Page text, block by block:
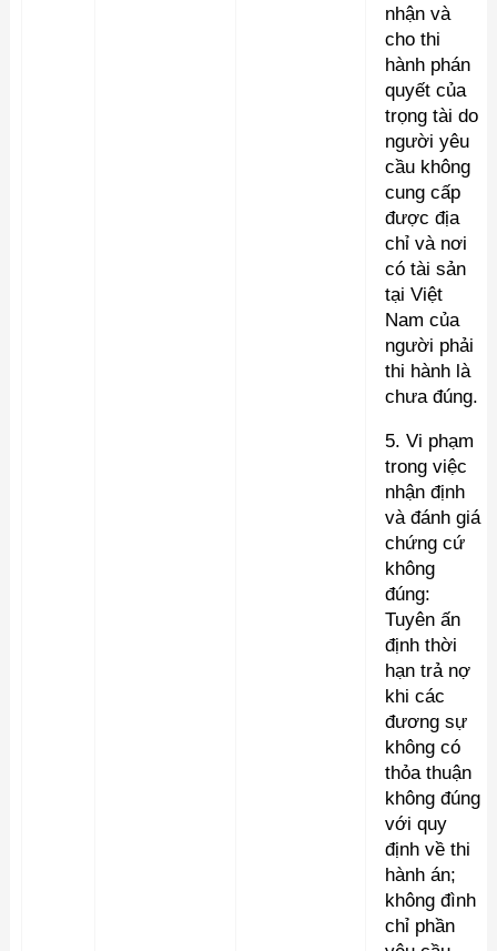
nhận và
cho thi
hành phán
quyết của
trọng tài do
người yêu
cầu không
cung cấp
được địa
chỉ và nơi
có tài sản
tại Việt
Nam của
người phải
thi hành là
chưa đúng.
5. Vi phạm
trong việc
nhận định
và đánh giá
chứng cứ
không
đúng:
Tuyên ấn
định thời
hạn trả nợ
khi các
đương sự
không có
thỏa thuận
không đúng
với quy
định về thi
hành án;
không đình
chỉ phần